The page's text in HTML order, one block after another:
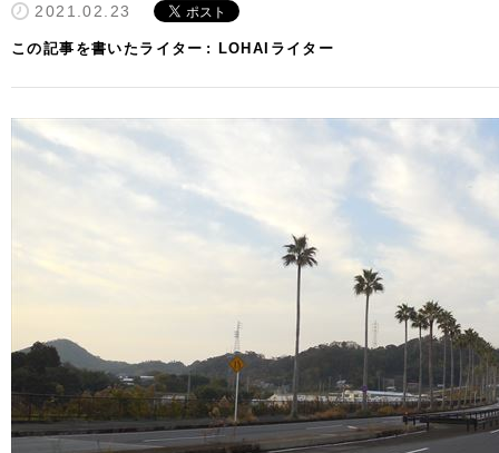
2021.02.23
この記事を書いたライター LOHAIライター